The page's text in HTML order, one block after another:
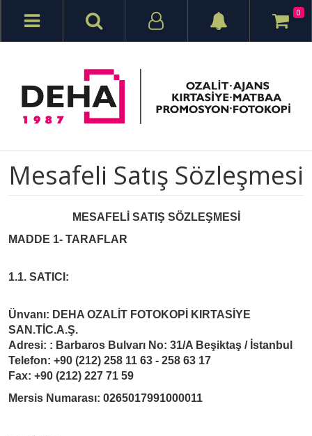
0
Mesafeli Satış Sözleşmesi
MESAFELİ SATIŞ SÖZLEŞMESİ
MADDE 1- TARAFLAR
1.1. SATICI:
Ünvanı: DEHA OZALİT FOTOKOPİ KIRTASİYE
SAN.TİC.A.Ş.
Adresi: : Barbaros Bulvarı No: 31/A Beşiktaş / İstanbul
Telefon: +90 (212) 258 11 63 - 258 63 17
Fax: +90 (212) 227 71 59
Mersis Numarası: 0265017991000011